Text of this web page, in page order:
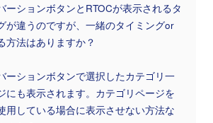
ーションボタンとRTOCが表示されるタ
が違うのですが、一緒のタイミングor
方法はありますか？
ーションボタンで選択したカテゴリ一
にも表示されます。カテゴリページを
用している場合に表示させない方法な